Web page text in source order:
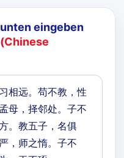
eingeben
(Chinese